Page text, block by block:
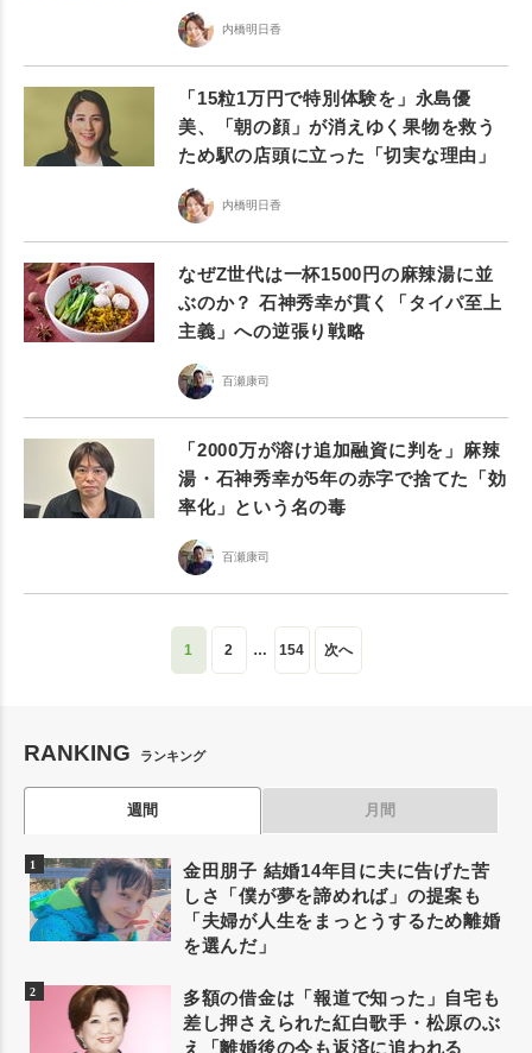
内橋明日香
「15粒1万円で特別体験を」永島優
美、「朝の顔」が消えゆく果物を救う
ため駅の店頭に立った「切実な理由」
内橋明日香
なぜZ世代は一杯1500円の麻辣湯に並
ぶのか？ 石神秀幸が貫く「タイパ至上
主義」への逆張り戦略
百瀬康司
「2000万が溶け追加融資に判を」麻辣
湯・石神秀幸が5年の赤字で捨てた「効
率化」という名の毒
百瀬康司
1 2 … 154 次へ
RANKING ランキング
週間 月間
金田朋子 結婚14年目に夫に告げた苦
しさ「僕が夢を諦めれば」の提案も
「夫婦が人生をまっとうするため離婚
を選んだ」
多額の借金は「報道で知った」自宅も
差し押さえられた紅白歌手・松原のぶ
え「離婚後の今も返済に追われる